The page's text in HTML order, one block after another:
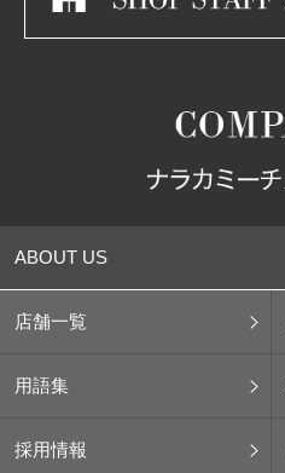
ABOUT US
店舗一覧
用語集
採用情報